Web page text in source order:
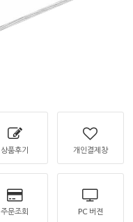
상품후기 개인결제창
주문조회 PC 버젼